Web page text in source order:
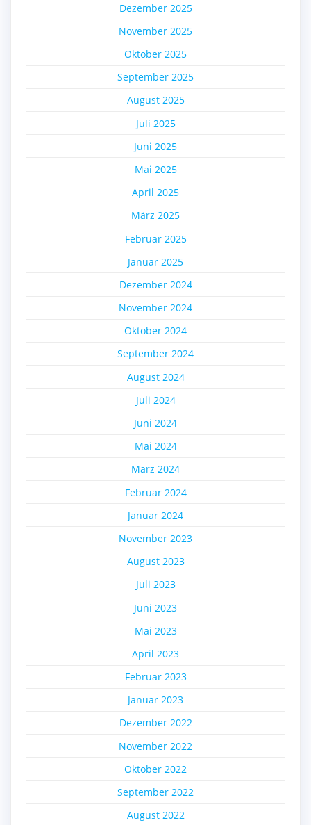
Dezember 2025
November 2025
Oktober 2025
September 2025
August 2025
Juli 2025
Juni 2025
Mai 2025
April 2025
März 2025
Februar 2025
Januar 2025
Dezember 2024
November 2024
Oktober 2024
September 2024
August 2024
Juli 2024
Juni 2024
Mai 2024
März 2024
Februar 2024
Januar 2024
November 2023
August 2023
Juli 2023
Juni 2023
Mai 2023
April 2023
Februar 2023
Januar 2023
Dezember 2022
November 2022
Oktober 2022
September 2022
August 2022